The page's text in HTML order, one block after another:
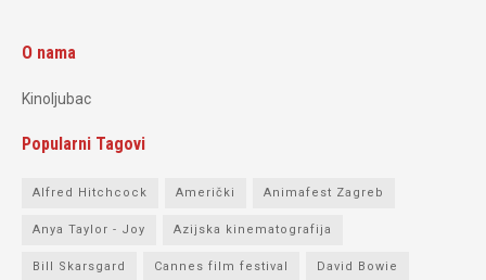
O nama
Kinoljubac
Popularni Tagovi
Alfred Hitchcock Američki Animafest Zagreb
Anya Taylor - Joy Azijska kinematografija
Bill Skarsgard Cannes film festival David Bowie